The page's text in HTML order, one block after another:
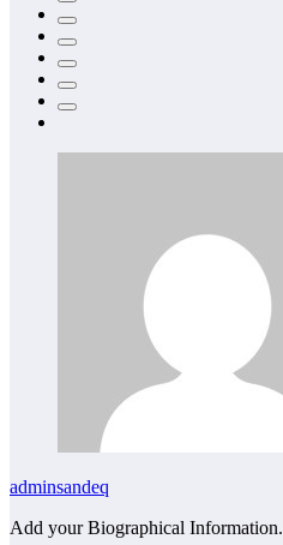
adminsandeq
Add your Biographical Information.